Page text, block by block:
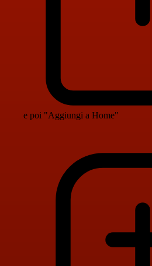
e poi "Aggiungi a Home"